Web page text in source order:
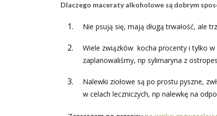
Dlaczego maceraty alkoholowe są dobrym
Nie psują się, mają długą trwałość, ale
Wiele związków kocha procenty i tylko
zaplanowaliśmy, np sylimaryna z
Nalewki ziołowe są po prostu pyszne,
w celach leczniczych, np nalewkę na